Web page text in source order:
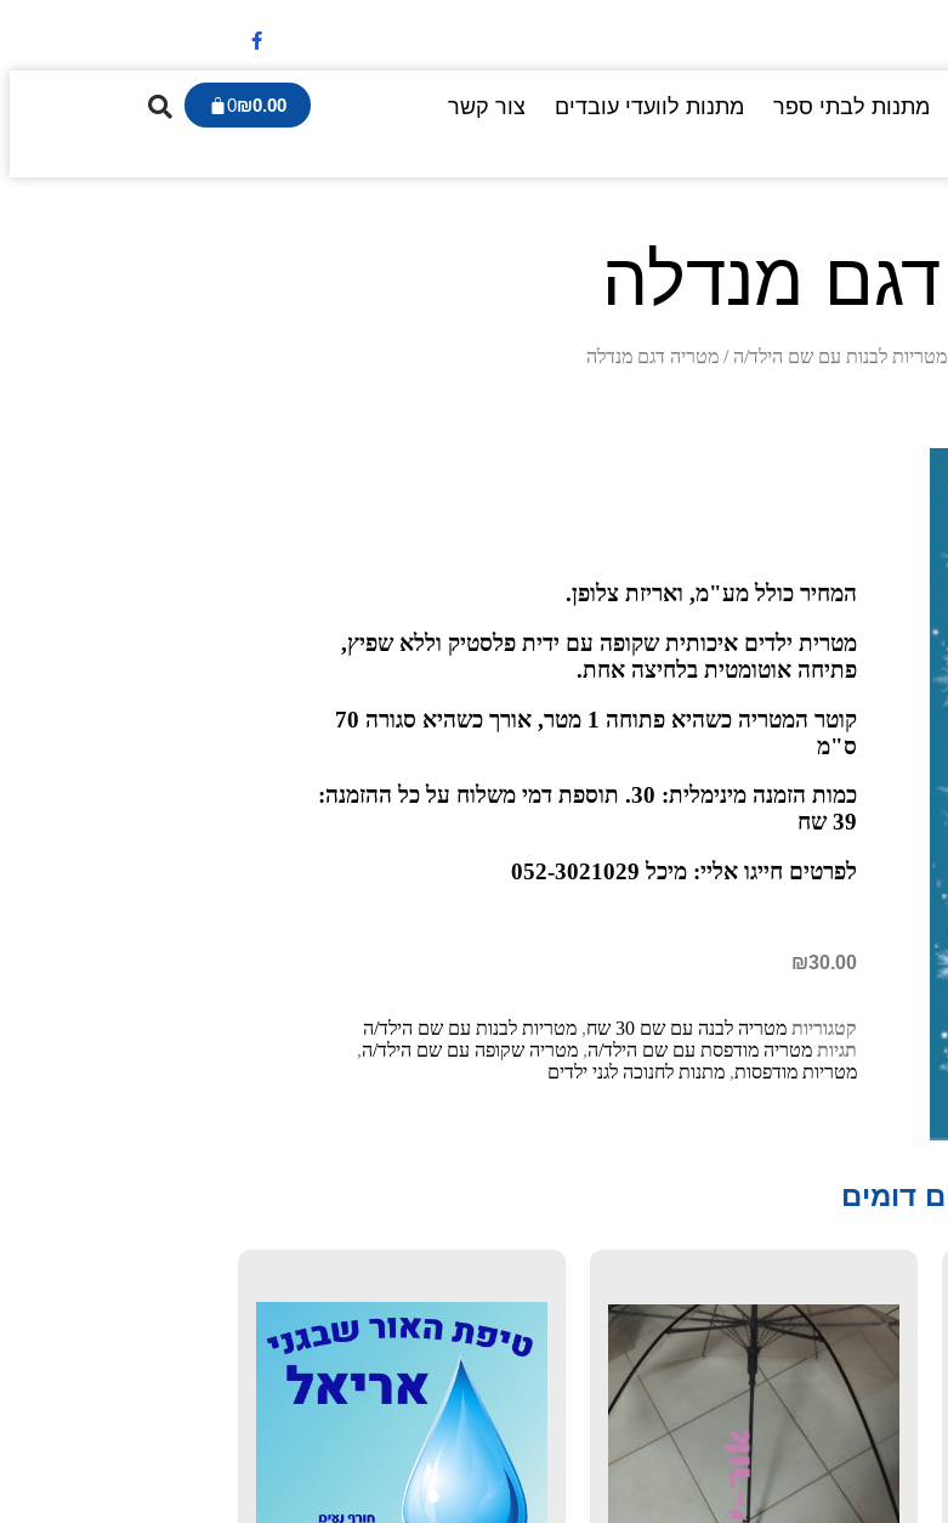
מתנות לבתי ספר מתנות לוועדי עובדים צור קשר ₪0.00
0
מנדלה
מטריות לבנות עם שם הילד/ה / מטריה דגם מנדלה
המחיר כולל מע"מ, ואריזת צלופן.
מטרית ילדים איכותית שקופה עם ידית פלסטיק וללא שפיץ,
פתיחה אוטומטית בלחיצה אחת.
קוטר המטריה כשהיא פתוחה 1 מטר, אורך כשהיא סגורה 70
ס"מ
כמות הזמנה מינימלית: 30. תוספת דמי משלוח על כל ההזמנה:
39 שח
לפרטים חייגו אליי: מיכל 052-3021029
₪30.00
קטגוריות מטריה לבנה עם שם 30 שח , מטריות לבנות עם שם הילד/ה
תגיות מטריה מודפסת עם שם הילד/ה, מטריה שקופה עם שם הילד/ה,
מטריות מודפסות, מתנות לחנוכה לגני ילדים
דומים